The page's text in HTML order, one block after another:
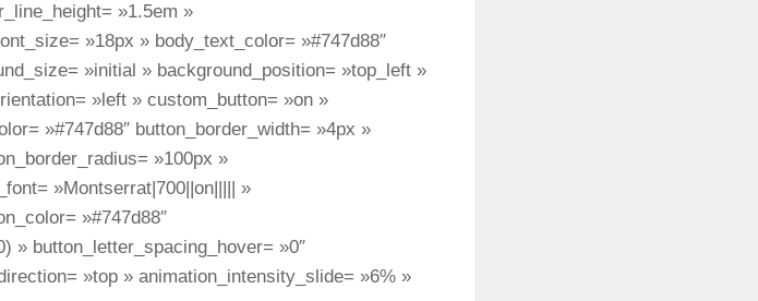
»1.5em »
»18px » body_text_color= »#747d88″
»initial » background_position= »top_left »
»left » custom_button= »on »
»#747d88″ button_border_width= »4px »
»100px »
»Montserrat|700||on||||| »
»#747d88″
» button_letter_spacing_hover= »0″
»top » animation_intensity_slide= »6% »